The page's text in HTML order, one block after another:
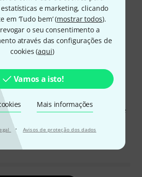
e marketing, clicando
em ‘Tudo bem’ (mostrar todos).
o seu consentimento a
através das configurações de
cookies (aqui)
Vamos a isto!
Mais informações
· Avisos de proteção dos dados
1 for many year, it's time to
Low Man 30.11.2025
important to be able to enlarge the
very smoothly.
REPORTAR A CRÍTICA